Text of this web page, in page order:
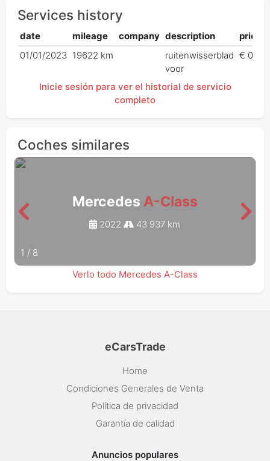
Services history
date mileage company description
price
01/01/2023 19622 km
ruitenwisserblad
voor
€ 0,00
Inicie sesión para ver el historial de servicio
completo
Coches similares
Mercedes A-Class
2022 43 937 km
1 / 8
Verlo todo Mercedes A-Class
eCarsTrade
Home
Condiciones Generales de Venta
Política de privacidad
Garantía de calidad
Anuncios populares